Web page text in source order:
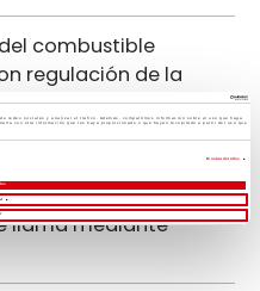
redes sociales y analizar el tráfico. Además, compartimos información sobre el uso que haga
con otra información que les haya proporcionado o que hayan recopilado a partir del uso que
Mostrar detalles
combustible
regulación de la
válvula de seguridad.
llama mediante